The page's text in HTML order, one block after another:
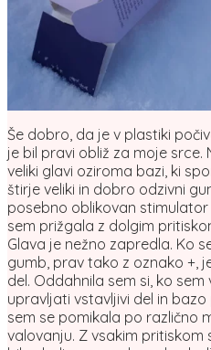
Še dobro, da je v plastiki
je bil pravi obliž za moje
veliki glavi oziroma bazi, ki
štirje veliki in dobro odzivni
posebno oblikovan
sem prižgala z dolgim
Glava je nežno zapredla. Ko
gumb, prav tako z oznako +,
del. Oddahnila sem si, ko
upravljati vstavljivi del in
sem se pomikala po različno
valovanju. Z vsakim pritiskom